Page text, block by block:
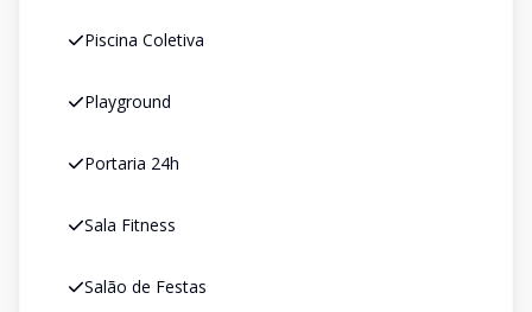
Piscina Coletiva
Playground
Portaria 24h
Sala Fitness
Salão de Festas